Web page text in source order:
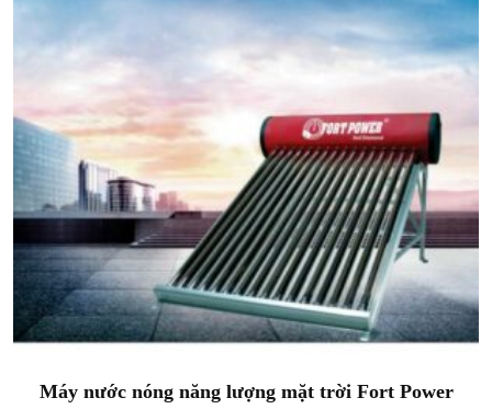
Máy nước nóng năng lượng mặt trời Fort Power